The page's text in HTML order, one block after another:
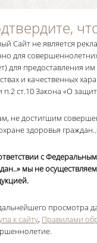
Сайт не является
для
для предоставления
и качественных
п.2 ст.10 Закона «О
не достигшим
здоровья
с
мы не
просмотра
к сайту, Правилами